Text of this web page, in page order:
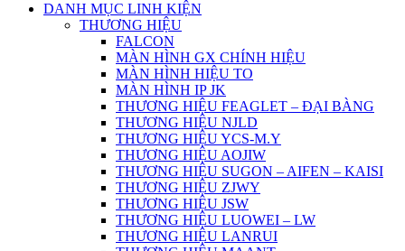
DANH MỤC LINH KIỆN
THƯƠNG HIỆU
FALCON
MÀN HÌNH GX CHÍNH HIỆU
MÀN HÌNH HIỆU TO
MÀN HÌNH IP JK
THƯƠNG HIỆU FEAGLET – ĐẠI BÀNG
THƯƠNG HIỆU NJLD
THƯƠNG HIỆU YCS-M.Y
THƯƠNG HIỆU AOJIW
THƯƠNG HIỆU SUGON – AIFEN – KAISI
THƯƠNG HIỆU ZJWY
THƯƠNG HIỆU JSW
THƯƠNG HIỆU LUOWEI – LW
THƯƠNG HIỆU LANRUI